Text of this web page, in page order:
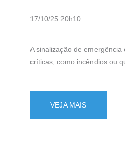
17/10/25 20h10
A sinalização de
críticas, como incêndios ou
VEJA MAIS